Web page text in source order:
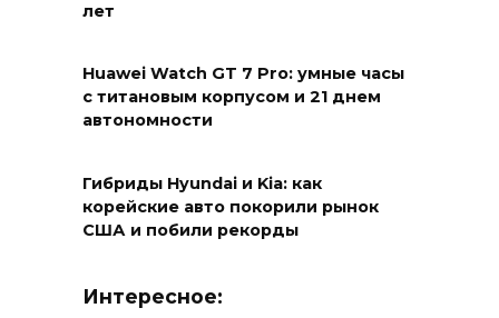
лет
Huawei Watch GT 7 Pro: умные часы
с титановым корпусом и 21 днем
автономности
Гибриды Hyundai и Kia: как
корейские авто покорили рынок
США и побили рекорды
Интересное: